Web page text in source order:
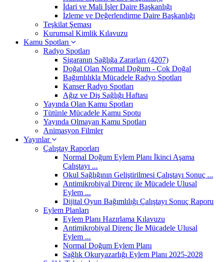
İdari ve Mali İşler Daire Başkanlığı
İzleme ve Değerlendirme Daire Başkanlığı
Teşkilat Şeması
Kurumsal Kimlik Kılavuzu
Kamu Spotları
Radyo Spotları
Sigaranın Sağlığa Zararları (4207)
Doğal Olan Normal Doğum - Çok Doğal
Bağımlılıkla Mücadele Radyo Spotları
Kanser Radyo Spotları
Ağız ve Diş Sağlığı Haftası
Yayında Olan Kamu Spotları
Tütünle Mücadele Kamu Spotu
Yayında Olmayan Kamu Spotları
Animasyon Filmler
Yayınlar
Çalıştay Raporları
Normal Doğum Eylem Planı İkinci Aşama
Çalıştayı ...
Okul Sağlığının Geliştirilmesi Çalıştayı Sonuç ...
Antimikrobiyal Direnç ile Mücadele Ulusal
Eylem ...
Dijital Oyun Bağımlılığı Çalıştayı Sonuç Raporu
Eylem Planları
Eylem Planı Hazırlama Kılavuzu
Antimikrobiyal Direnç İle Mücadele Ulusal
Eylem ...
Normal Doğum Eylem Planı
Sağlık Okuryazarlığı Eylem Planı 2025-2028